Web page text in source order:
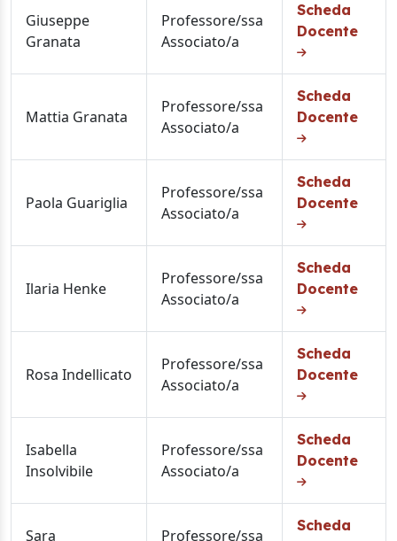
Giuseppe
Granata
Professore/ssa
Associato/a
Scheda
Docente
Mattia Granata
Professore/ssa
Associato/a
Scheda
Docente
Paola Guariglia
Professore/ssa
Associato/a
Scheda
Docente
Ilaria Henke
Professore/ssa
Associato/a
Scheda
Docente
Rosa Indellicato
Professore/ssa
Associato/a
Scheda
Docente
Isabella
Insolvibile
Professore/ssa
Associato/a
Scheda
Docente
Sara Professore/ssa
Scheda